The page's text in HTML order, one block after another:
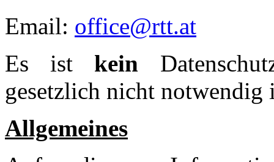
Email: office@rtt.at
Es ist kein
gesetzlich nicht notwendig
Allgemeines